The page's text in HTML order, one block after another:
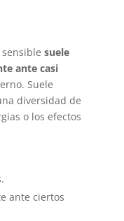
suele
ante casi
Suele
diversidad de
o los efectos
ante ciertos